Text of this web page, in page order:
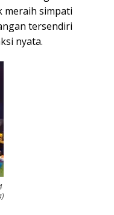
meraih simpati
tersendiri
nyata.